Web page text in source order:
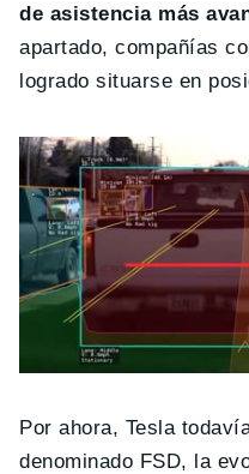
de asistencia más
apartado, compañías
logrado situarse en
Por ahora, Tesla
denominado FSD, la